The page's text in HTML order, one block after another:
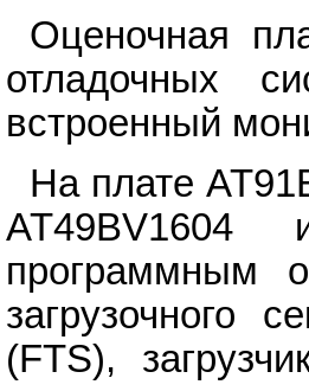
Оценочная
отладочных
встроенный
На плате
AT49BV1604
программным
загрузочного
(FTS),